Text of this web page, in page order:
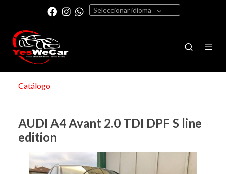
Seleccionar idioma
Catálogo
AUDI A4 Avant 2.0 TDI DPF S line
edition